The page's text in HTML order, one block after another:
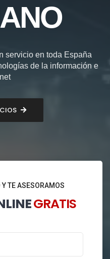
servicio en toda España
de la información e
TE ASESORAMOS
GRATIS